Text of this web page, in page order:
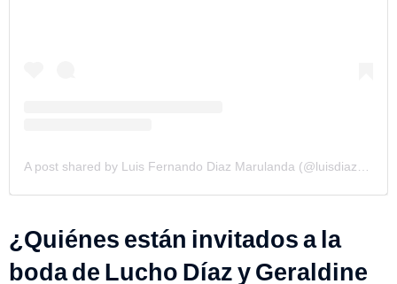
¿Quiénes están invitados a la
boda de Lucho Díaz y Geraldine